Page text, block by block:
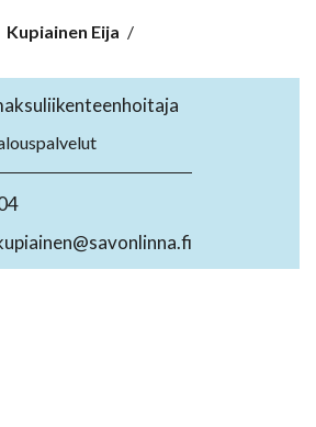
Kupiainen Eija /